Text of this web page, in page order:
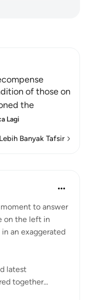
of those on
the
Lagi
Lebih Banyak Tafsir
moment to answer
on the left in
an exaggerated
latest
together...